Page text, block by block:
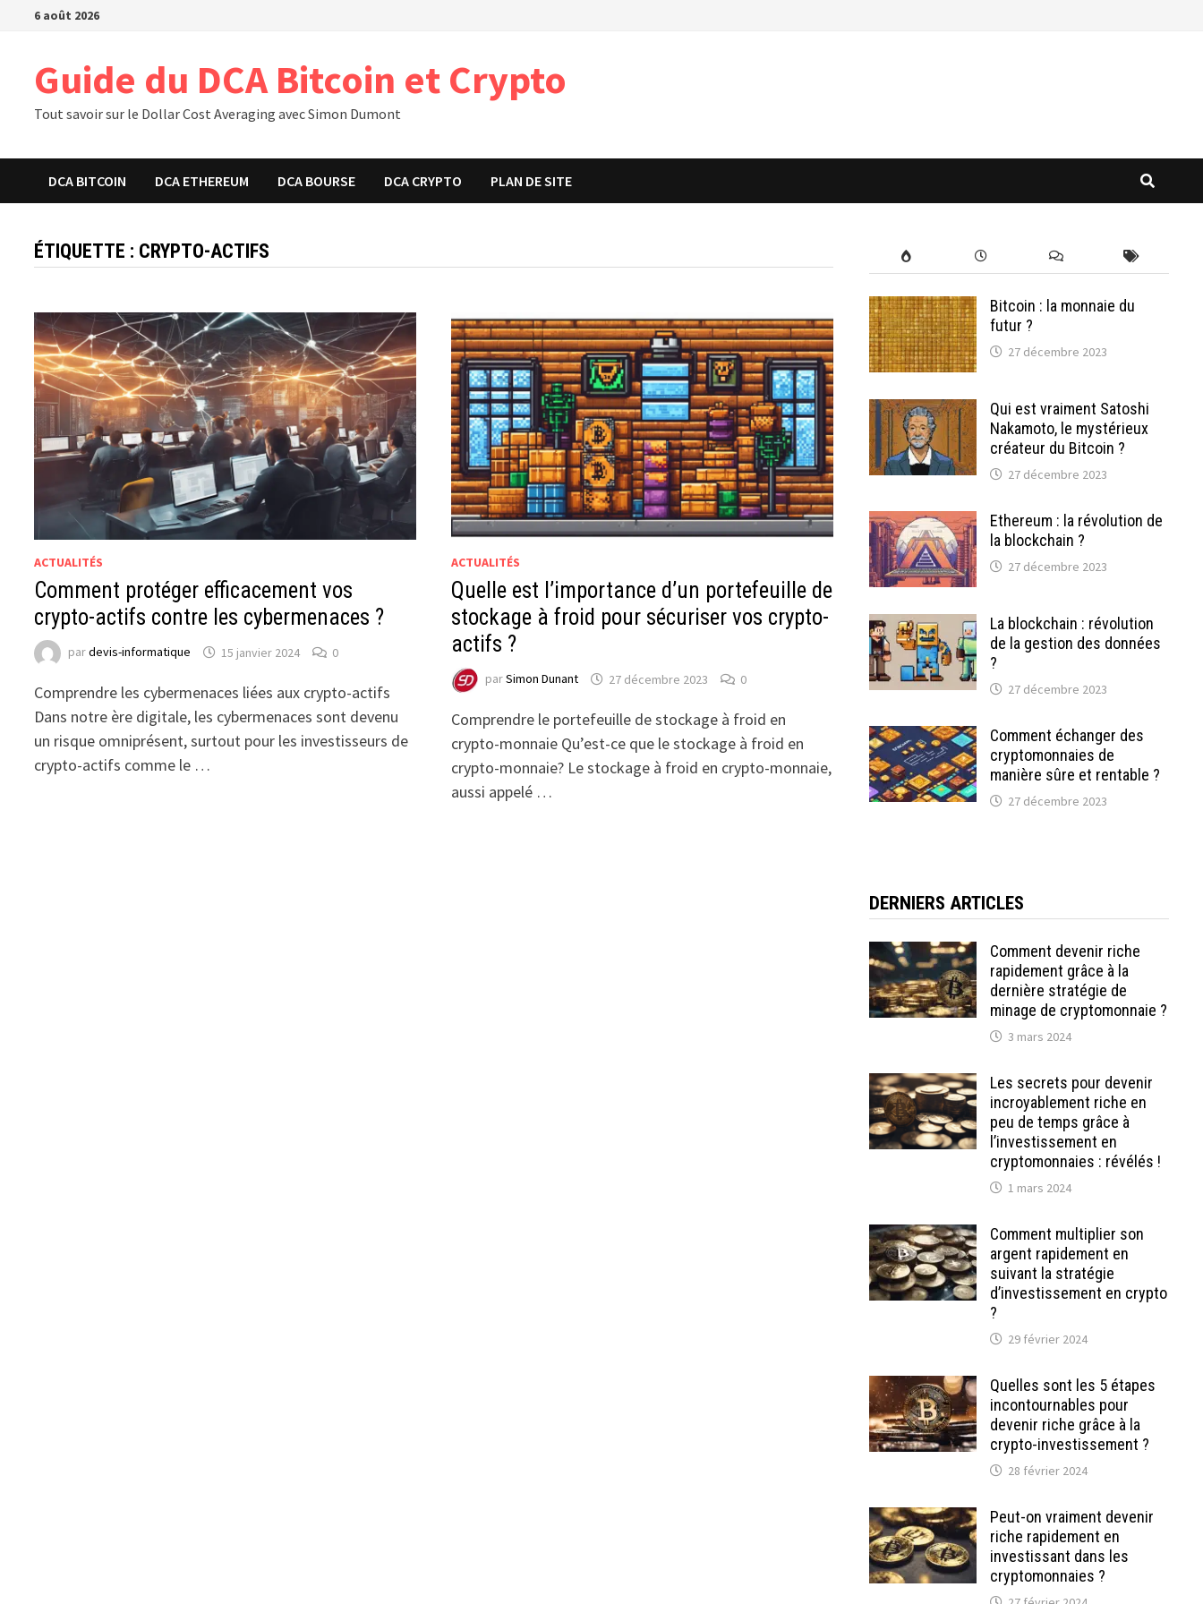
Passer6 août 2026
Guide du DCA Bitcoin et Crypto
Tout savoir sur le Dollar Cost Averaging avec Simon Dumont
DCA BITCOIN DCA ETHEREUM DCA BOURSE DCA CRYPTO PLAN DE SITE
ÉTIQUETTE : CRYPTO-ACTIFS
ACTUALITÉS
Comment protéger efficacement vos
crypto-actifs contre les cybermenaces ?
pardevis-informatique 15 janvier 2024 0
Comprendre les cybermenaces liées aux crypto-actifs
Dans notre ère digitale, les cybermenaces sont devenu
un risque omniprésent, surtout pour les investisseurs de
crypto-actifs comme le …
ACTUALITÉS
Quelle est l’importance d’un portefeuille de
stockage à froid pour sécuriser vos crypto-
actifs ?
parSimon Dunant 27 décembre 2023 0
Comprendre le portefeuille de stockage à froid en
crypto-monnaie Qu’est-ce que le stockage à froid en
crypto-monnaie? Le stockage à froid en crypto-monnaie,
aussi appelé …
Bitcoin : la monnaie du
futur ?
27 décembre 2023
Qui est vraiment Satoshi
Nakamoto, le mystérieux
créateur du Bitcoin ?
27 décembre 2023
Ethereum : la révolution de
la blockchain ?
27 décembre 2023
La blockchain : révolution
de la gestion des données
?
27 décembre 2023
Comment échanger des
cryptomonnaies de
manière sûre et rentable ?
27 décembre 2023
DERNIERS ARTICLES
Comment devenir riche
rapidement grâce à la
dernière stratégie de
minage de cryptomonnaie ?
3 mars 2024
Les secrets pour devenir
incroyablement riche en
peu de temps grâce à
l’investissement en
cryptomonnaies : révélés !
1 mars 2024
Comment multiplier son
argent rapidement en
suivant la stratégie
d’investissement en crypto
?
29 février 2024
Quelles sont les 5 étapes
incontournables pour
devenir riche grâce à la
crypto-investissement ?
28 février 2024
Peut-on vraiment devenir
riche rapidement en
investissant dans les
cryptomonnaies ?